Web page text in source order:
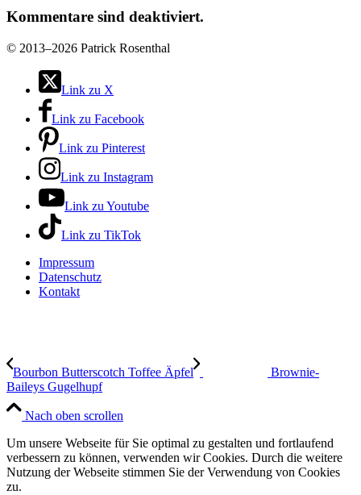
Kommentare sind deaktiviert.
© 2013–2026 Patrick Rosenthal
Link zu X
Link zu Facebook
Link zu Pinterest
Link zu Instagram
Link zu Youtube
Link zu TikTok
Impressum
Datenschutz
Kontakt
Bourbon Butterscotch Toffee Äpfel
Brownie-
Baileys Gugelhupf
Nach oben scrollen
Um unsere Webseite für Sie optimal zu gestalten und fortlaufend
verbessern zu können, verwenden wir Cookies. Durch die weitere
Nutzung der Webseite stimmen Sie der Verwendung von Cookies
zu.